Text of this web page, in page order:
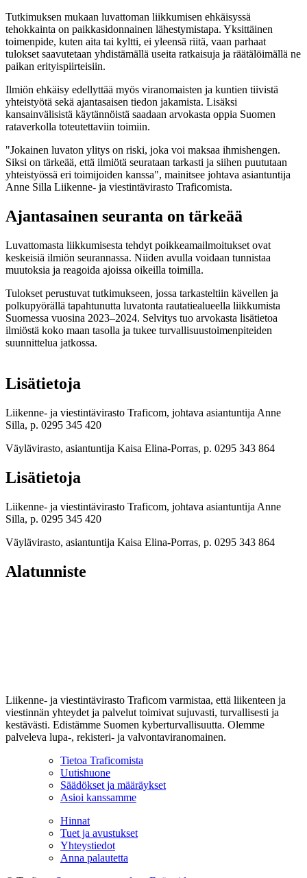
Tutkimuksen mukaan luvattoman liikkumisen ehkäisyssä
tehokkainta on paikkasidonnainen lähestymistapa. Yksittäinen
toimenpide, kuten aita tai kyltti, ei yleensä riitä, vaan parhaat
tulokset saavutetaan yhdistämällä useita ratkaisuja ja räätälöimällä ne
paikan erityispiirteisiin.
Ilmiön ehkäisy edellyttää myös viranomaisten ja kuntien tiivistä
yhteistyötä sekä ajantasaisen tiedon jakamista. Lisäksi
kansainvälisistä käytännöistä saadaan arvokasta oppia Suomen
rataverkolla toteutettaviin toimiin.
"Jokainen luvaton ylitys on riski, joka voi maksaa ihmishengen.
Siksi on tärkeää, että ilmiötä seurataan tarkasti ja siihen puututaan
yhteistyössä eri toimijoiden kanssa", mainitsee johtava asiantuntija
Anne Silla Liikenne- ja viestintävirasto Traficomista.
Ajantasainen seuranta on tärkeää
Luvattomasta liikkumisesta tehdyt poikkeamailmoitukset ovat
keskeisiä ilmiön seurannassa. Niiden avulla voidaan tunnistaa
muutoksia ja reagoida ajoissa oikeilla toimilla.
Tulokset perustuvat tutkimukseen, jossa tarkasteltiin kävellen ja
polkupyörällä tapahtunutta luvatonta rautatiealueella liikkumista
Suomessa vuosina 2023–2024. Selvitys tuo arvokasta lisätietoa
ilmiöstä koko maan tasolla ja tukee turvallisuustoimenpiteiden
suunnittelua jatkossa.
Lisätietoja
Liikenne- ja viestintävirasto Traficom, johtava asiantuntija Anne
Silla, p. 0295 345 420
Väylävirasto, asiantuntija Kaisa Elina-Porras, p. 0295 343 864
Lisätietoja
Liikenne- ja viestintävirasto Traficom, johtava asiantuntija Anne
Silla, p. 0295 345 420
Väylävirasto, asiantuntija Kaisa Elina-Porras, p. 0295 343 864
Alatunniste
Liikenne- ja viestintävirasto Traficom varmistaa, että liikenteen ja
viestinnän yhteydet ja palvelut toimivat sujuvasti, turvallisesti ja
kestävästi. Edistämme Suomen kyberturvallisuutta. Olemme
palveleva lupa-, rekisteri- ja valvontaviranomainen.
Tietoa Traficomista
Uutishuone
Säädökset ja määräykset
Asioi kanssamme
Hinnat
Tuet ja avustukset
Yhteystiedot
Anna palautetta